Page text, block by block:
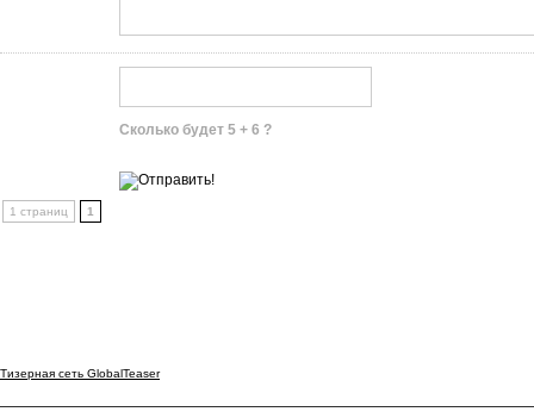
Сколько будет 5 + 6 ?
1 страниц 1
Тизерная сеть GlobalTeaser